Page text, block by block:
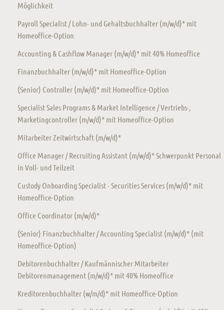
Möglichkeit
Payroll Specialist / Lohn- und Gehaltsbuchhalter (m/w/d)* mit
Homeoffice-Option
Accounting & Cashflow Manager (m/w/d)* mit 40% Homeoffice
Finanzbuchhalter (m/w/d)* mit Homeoffice-Option
(Senior) Controller (m/w/d)* mit Homeoffice-Option
Specialist Sales Programs & Market Intelligence / Vertriebs-,
Marketingcontroller (m/w/d)* mit Homeoffice-Option
Mitarbeiter Zeitwirtschaft (m/w/d)*
Office Manager / Recruiting Assistant (m/w/d)* Schwerpunkt Personal
in Voll- und Teilzeit
Custody Onboarding Specialist - Securities Services (m/w/d)* mit
Homeoffice-Option
Office Coordinator (m/w/d)*
(Senior) Finanzbuchhalter / Accounting Specialist (m/w/d)* (mit
Homeoffice-Option)
Debitorenbuchhalter / Kaufmännischer Mitarbeiter
Debitorenmanagement (m/w/d)* mit 40% Homeoffice
Kreditorenbuchhalter (w/m/d)* mit Homeoffice-Option